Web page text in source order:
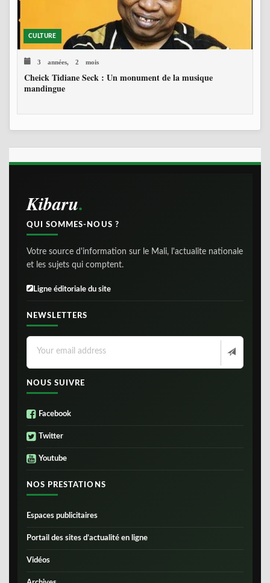
CULTURE
3 années, 2 mois
Cheick Tidiane Seck : Un monument de la musique
mandingue
Kibaru
QUI SOMMES-NOUS ?
Votre source d'information sur le Mali, l'actualite nationale
et les sujets qui comptent.
Ligne éditoriale du site
NEWSLETTERS
NOUS SUIVRE
Facebook
Twitter
Youtube
NOS PRESTATIONS
Espaces publicitaires
Portail des sites d’actualité en ligne
Vidéos